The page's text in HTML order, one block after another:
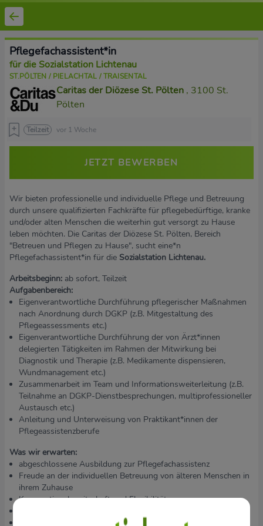
Pflegefachassistent*in
für die Sozialstation Lichtenau
ST.PÖLTEN / PIELACHTAL / TRAISENTAL
Caritas der Diözese St. Pölten , 3100 St.
Pölten
Teilzeit vor 1 Woche
JETZT BEWERBEN
Wir bieten professionelle und individuelle Pflege und Betreuung
durch unsere qualifizierten Fachkräfte für pflegebedürftige, kranke
und/oder alten Menschen die weiterhin gut versorgt zu Hause
leben möchten. Die Caritas der Diözese St. Pölten, Bereich
"Betreuen und Pflegen zu Hause", sucht eine*n
Pflegefachassistent*in für die Sozialstation Lichtenau.
Arbeitsbeginn: ab sofort, Teilzeit
Aufgabenbereich:
Eigenverantwortliche Durchführung pflegerischer Maßnahmen
nach Anordnung durch DGKP (z.B. Mitgestaltung des
Pflegeassessments etc.)
Eigenverantwortliche Durchführung der von Ärzt*innen
delegierten Tätigkeiten im Rahmen der Mitwirkung bei
Diagnostik und Therapie (z.B. Medikamente dispensieren,
Wundmanagement etc.)
Zusammenarbeit im Team und Informationsweiterleitung (z.B.
Teilnahme an DGKP-Dienstbesprechungen, multiprofessioneller
Austausch etc.)
Anleitung und Unterweisung von Praktikant*innen der
Pflegeassistenzberufe
Was wir erwarten:
abgeschlossene Ausbildung zur Pflegefachassistenz
Freude an der individuellen Betreuung von älteren Menschen in
ihrem Zuhause
Kooperationsbereitschaft und Flexibilität